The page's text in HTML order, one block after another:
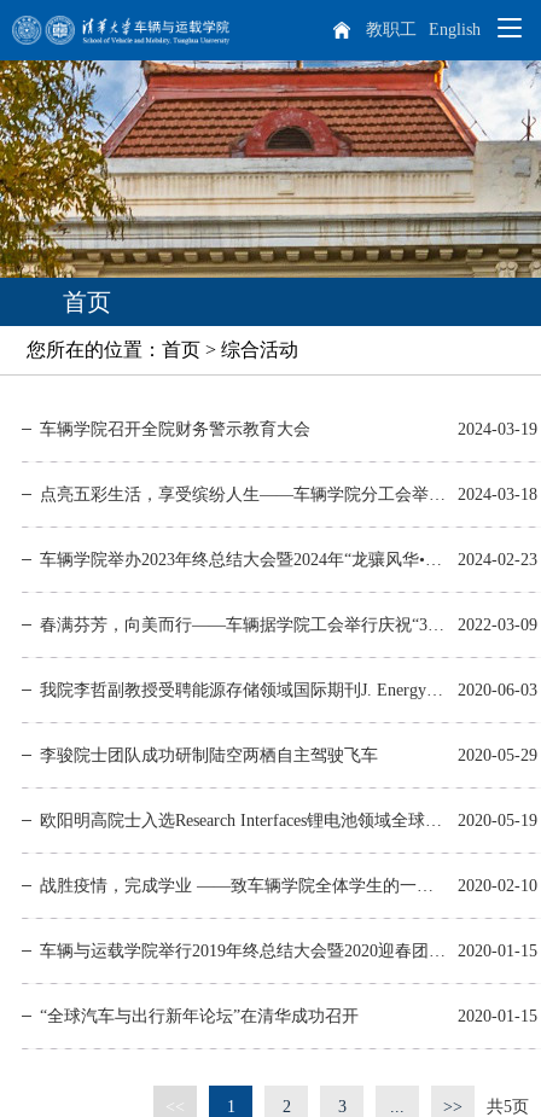
English
教职工
院系概况
学院概况
院长致辞
现任领导
历任领导
历史沿革
联系我们
师资队伍
杰出人才
教师队伍
博士后
人才培养
本科生培养
专业介绍 培养方案
研究生培养
高级研修中心
科学研究
科研概况
车辆动力工程研究所 汽车工程研究所
科研成果
国际合作与交流
学生天地
学生活动
科创活动 文体活动 社会实践
奖励荣誉
本科生招生
研究生招生
校友工作
校友组织
校友风采
爱心捐赠
联系方式
首页
您所在的位置：首页 > 综合活动
车辆学院召开全院财务警示教育大会 2024-03-19
点亮五彩生活，享受缤纷人生——车辆学院分工会举办庆“三八”节活动 2024-03-18
车辆学院举办2023年终总结大会暨2024年“龙骧风华•万象潮新”迎春团拜会 2024-02-23
春满芬芳，向美而行——车辆据学院工会举行庆祝“3•8妇女节”插花活动 2022-03-09
我院李哲副教授受聘能源存储领域国际期刊J. Energy Storage副编辑 2020-06-03
李骏院士团队成功研制陆空两栖自主驾驶飞车 2020-05-29
欧阳明高院士入选Research Interfaces锂电池领域全球十大研究者 2020-05-19
战胜疫情，完成学业 ——致车辆学院全体学生的一封信 2020-02-10
车辆与运载学院举行2019年终总结大会暨2020迎春团拜会 2020-01-15
“全球汽车与出行新年论坛”在清华成功召开 2020-01-15
<< 1 2 3 ... >> 共5页